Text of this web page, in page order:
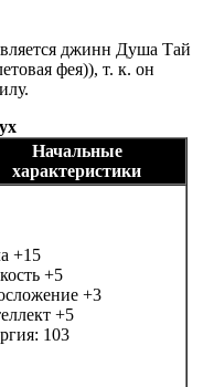
джинн Душа Тай
фея)), т. к. он
Начальные
характеристики
+15
+5
+3
+5
103